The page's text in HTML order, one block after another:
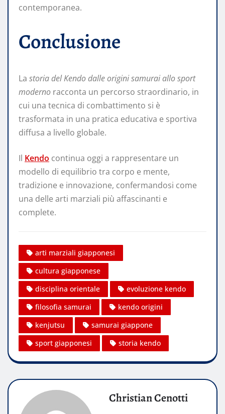
contemporanea.
Conclusione
La storia del Kendo dalle origini samurai allo sport
moderno racconta un percorso straordinario, in
cui una tecnica di combattimento si è
trasformata in una pratica educativa e sportiva
diffusa a livello globale.
Il Kendo continua oggi a rappresentare un
modello di equilibrio tra corpo e mente,
tradizione e innovazione, confermandosi come
una delle arti marziali più affascinanti e
complete.
arti marziali giapponesi
cultura giapponese
disciplina orientale
evoluzione kendo
filosofia samurai
kendo origini
kenjutsu
samurai giappone
sport giapponesi
storia kendo
Christian Cenotti